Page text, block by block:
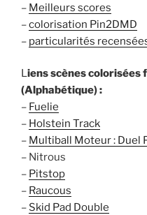
– Meilleurs scores
–colorisation Pin2DMD
– particularités
Liens scènes
(Alphabétique) :
– Fuelie
– Holstein Track
– Multiball Moteur : Duel
– Nitrous
– Pitstop
– Raucous
– Skid Pad Double